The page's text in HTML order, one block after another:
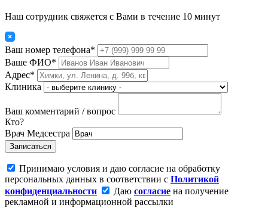
Наш сотрудник свяжется с Вами в течение 10 минут
Ваш номер телефона*
Ваше ФИО*
Адрес*
Клиника
Ваш комментарий / вопрос
Кто?
Врач Медсестра
Записаться
Принимаю условия и даю согласие на обработку
персональных данных в соответствии с Политикой
конфиденциальности
Даю согласие на получение
рекламной и информационной рассылки